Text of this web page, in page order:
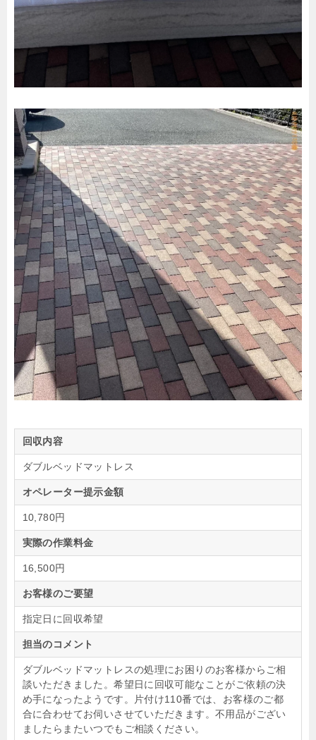
回収内容
ダブルベッドマットレス
オペレーター提示金額
10,780円
実際の作業料金
16,500円
お客様のご要望
指定日に回収希望
担当のコメント
ダブルベッドマットレスの処理にお困りのお客様からご相
談いただきました。希望日に回収可能なことがご依頼の決
め手になったようです。片付け110番では、お客様のご都
合に合わせてお伺いさせていただきます。不用品がござい
ましたらまたいつでもご相談ください。